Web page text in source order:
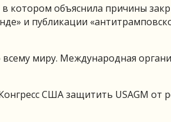
котором объяснила причины
и публикации
миру. Международная
США защитить USAGM от